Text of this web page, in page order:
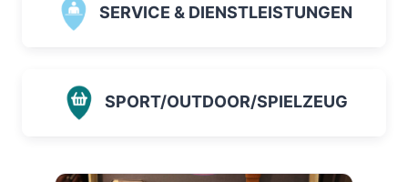
SERVICE & DIENSTLEISTUNGEN
SPORT/OUTDOOR/SPIELZEUG